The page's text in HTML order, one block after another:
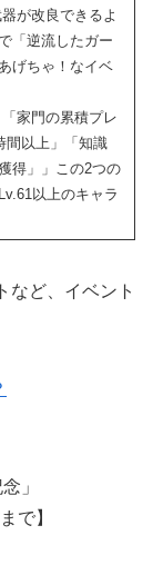
が改良できるよ
「逆流したガー
げちゃ！なイベ
家門の累積プレ
間以上」「知識
得」」この2つの
以上のキャラ
など、イベント
」
で】